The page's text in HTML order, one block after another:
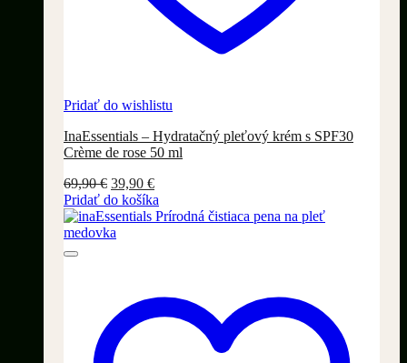
Pridať do wishlistu
InaEssentials – Hydratačný pleťový krém s SPF30
Crème de rose 50 ml
69,90€ Pôvodná
cena
bola:
69,90 €.
39,90 €Aktuálna
cena
je:
Pridať do košíka